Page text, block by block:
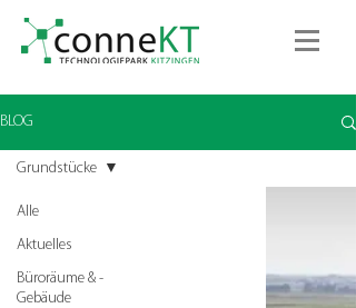
BLOG
Alle
Aktuelles
Büroräume & -
Gebäude
Grundstücke